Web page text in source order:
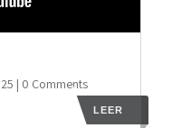
| 0 Comments
LEER